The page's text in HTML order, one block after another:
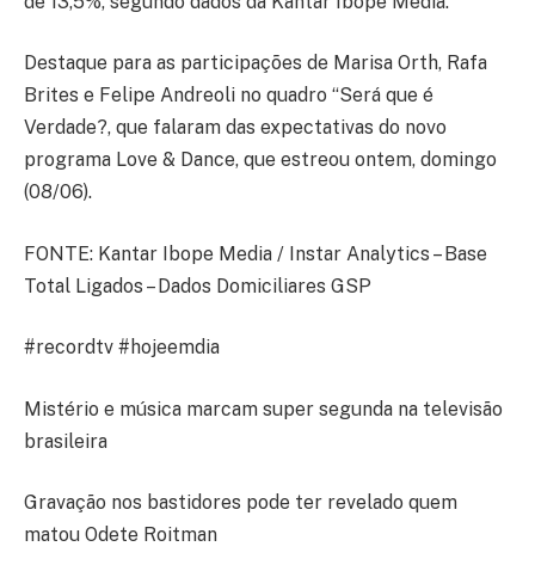
Destaque para as participações de Marisa Orth, Rafa
Brites e Felipe Andreoli no quadro “Será que é
Verdade?, que falaram das expectativas do novo
programa Love & Dance, que estreou ontem, domingo
(08/06).
FONTE: Kantar Ibope Media / Instar Analytics – Base
Total Ligados – Dados Domiciliares GSP
#recordtv #hojeemdia
Mistério e música marcam super segunda na televisão
brasileira
Gravação nos bastidores pode ter revelado quem
matou Odete Roitman